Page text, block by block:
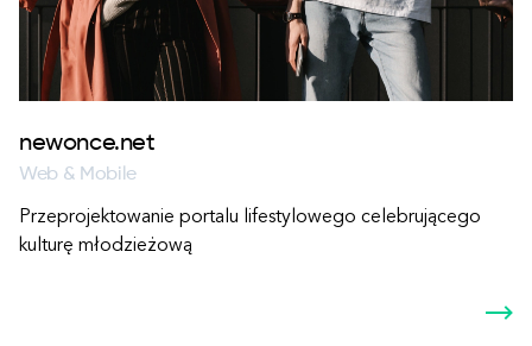
newonce.net
Web & Mobile
Przeprojektowanie portalu lifestylowego celebrującego
kulturę młodzieżową